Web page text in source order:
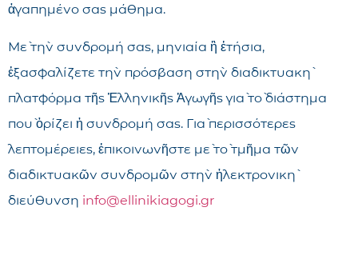
ἀγαπημένο σας μάθημα.
Μὲ τὴν συνδρομή σας, μηνιαία ἢ ἐτήσια,
ἐξασφαλίζετε τὴν πρόσβαση στὴν διαδικτυακὴ
πλατφόρμα τῆς Ἑλληνικῆς Ἀγωγῆς γιὰ τὸ διάστημα
ποὺ ὁρίζει ἡ συνδρομή σας. Γιὰ περισσότερες
λεπτομέρειες, ἐπικοινωνῆστε μὲ τὸ τμῆμα τῶν
διαδικτυακῶν συνδρομῶν στὴν ἠλεκτρονικὴ
διεύθυνση info@ellinikiagogi.gr